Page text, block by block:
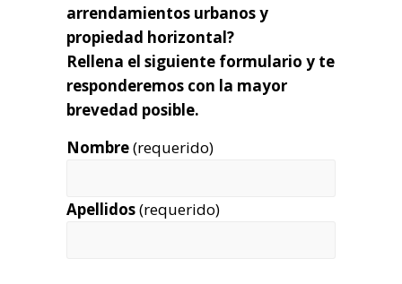
arrendamientos urbanos y
propiedad horizontal?
Rellena el siguiente formulario y te
responderemos con la mayor
brevedad posible.
Nombre(requerido)
Apellidos(requerido)